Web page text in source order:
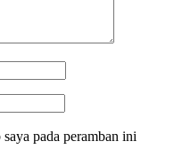
pada peramban ini